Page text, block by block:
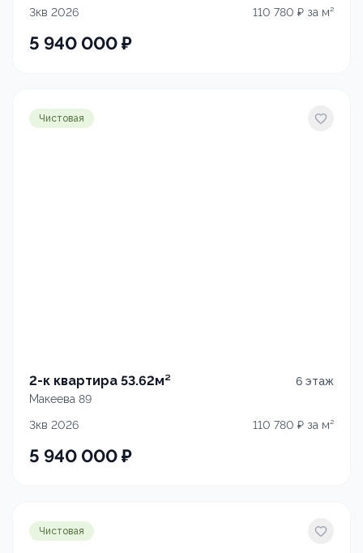
3кв 2026
110 780 ₽ за м²
5 940 000₽
Чистовая
2-к квартира 53.62м² 6 этаж
Макеева 89
3кв 2026
110 780 ₽ за м²
5 940 000₽
Чистовая